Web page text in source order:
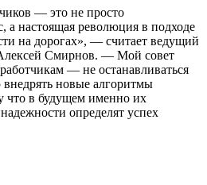
— это не просто
а настоящая революция в подходе
на дорогах», — считает ведущий
Смирнов. — Мой совет
— не останавливаться
новые алгоритмы
что в будущем именно их
определят успех